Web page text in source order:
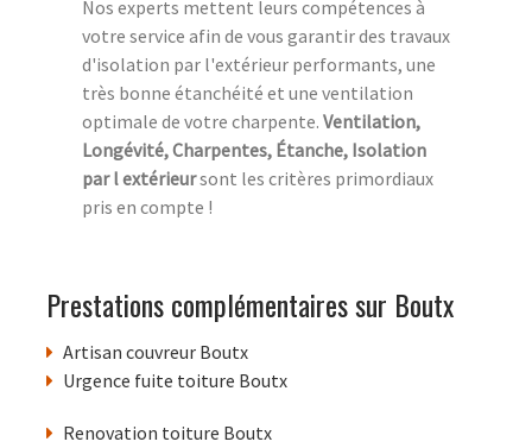
Nos experts mettent leurs compétences à
votre service afin de vous garantir des travaux
d'isolation par l'extérieur performants, une
très bonne étanchéité et une ventilation
optimale de votre charpente. Ventilation,
Longévité, Charpentes, Étanche, Isolation
par l extérieursont les critères primordiaux
pris en compte !
Prestations complémentaires sur Boutx
Artisan couvreur Boutx
Urgence fuite toiture Boutx
Renovation toiture Boutx